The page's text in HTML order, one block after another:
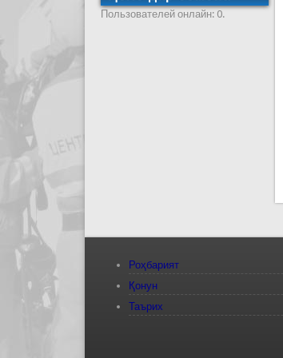
Пользователей онлайн: 0.
Роҳбарият
Қонун
Таърих